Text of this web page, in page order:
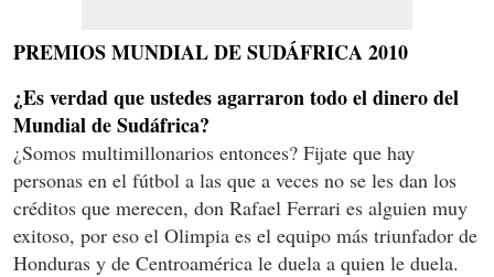
PREMIOS MUNDIAL DE SUDÁFRICA 2010
¿Es verdad que ustedes agarraron todo el dinero del
Mundial de Sudáfrica?
¿Somos multimillonarios entonces? Fijate que hay
personas en el fútbol a las que a veces no se les dan los
créditos que merecen, don Rafael Ferrari es alguien muy
exitoso, por eso el Olimpia es el equipo más triunfador de
Honduras y de Centroamérica le duela a quien le duela.